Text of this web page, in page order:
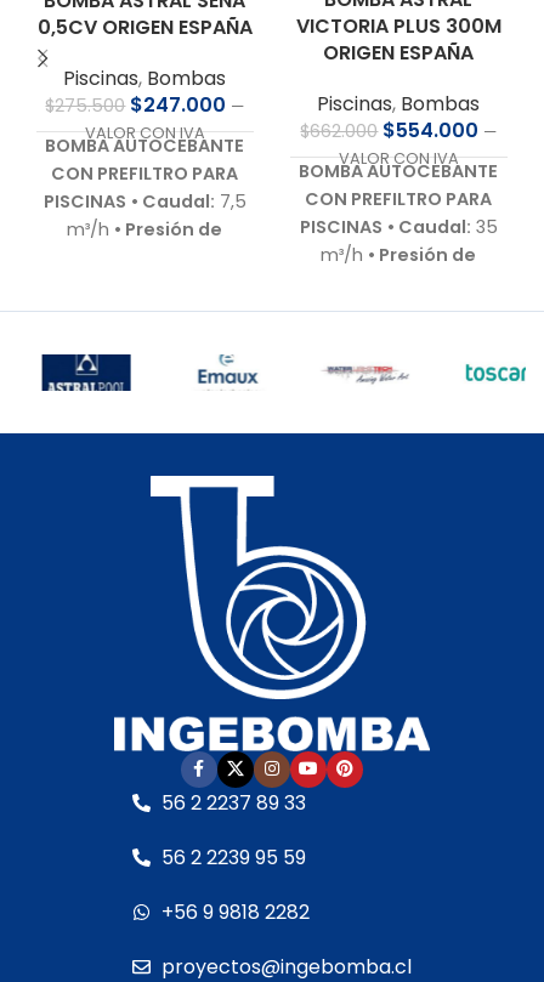
0,5CV ORIGEN ESPAÑA
Piscinas, Bombas
$275.500 $247.000 —
VALOR CON IVA
BOMBA AUTOCEBANTE
CON PREFILTRO PARA
PISCINAS • Caudal: 7,5
m³/h • Presión de
Bajo nivel de ruido•
3,0 m.c.a.
• Incluye:
Racor de conexiones
polipropileno de alta
• Garantía:
Según cláusula del
• Sello
Especial AISI
316 y óxido de alúmina •
Acero
• Motor:–
Debe ser protegida con
interruptor guarda
motor RETIRO EN TIENDA
VICTORIA PLUS 300M
ORIGEN ESPAÑA
Piscinas, Bombas
$662.000 $554.000 —
VALOR CON IVA
BOMBA AUTOCEBANTE
CON PREFILTRO PARA
PISCINAS • Caudal: 35
m³/h • Presión de
Motor:3,0 HP – 220 V –
70 dB)• Autoaspirante:
Garantía:
cláusula del fabricante
Sello mecánico:
Especial AISI 316 y óxido
de aluminia
motor:
• Motor:– Con
rodamientos – Debe ser
protegida con
56 2 2237 89 33
56 2 2239 95 59
+56 9 9818 2282
proyectos@ingebomba.cl